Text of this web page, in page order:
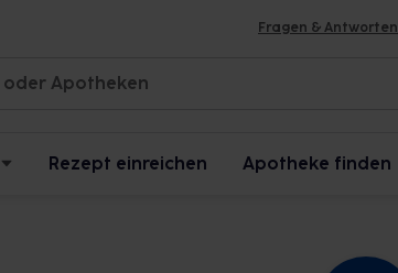
Fragen & Antworten
Rezept einreichen Apotheke finden